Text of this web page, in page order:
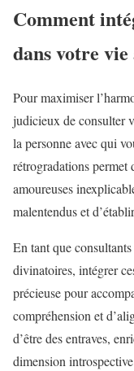
Comment
dans votre
Pour maximiser
judicieux de consulter
la personne avec qui
rétrogradations permet
amoureuses
malentendus et
En tant que
divinatoires, intégrer
précieuse pour
compréhension et
d’être des entraves,
dimension